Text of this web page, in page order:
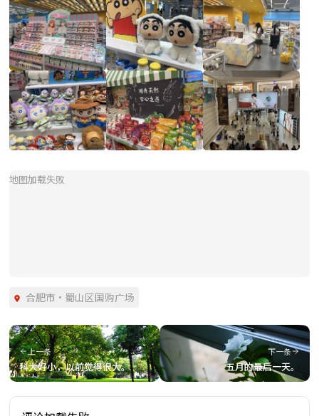
地图加载失败
合肥市 · 蜀山区国购广场
上一条
科大好小，以前觉得很大。
下一条
五月的最后一天。